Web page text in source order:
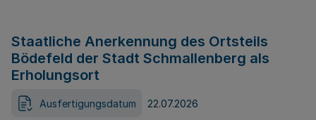
Staatliche Anerkennung des Ortsteils
Bödefeld der Stadt Schmallenberg als
Erholungsort
Ausfertigungsdatum 22.07.2026